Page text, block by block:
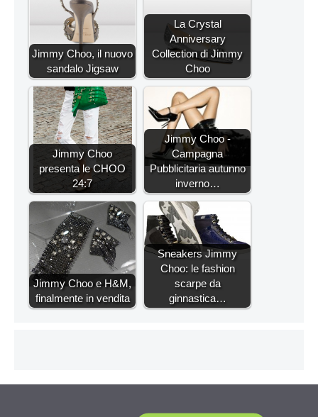
Jimmy Choo, il nuovo
sandalo Jigsaw
La Crystal
Anniversary
Collection di Jimmy
Choo
Jimmy Choo
presenta le CHOO
24:7
Jimmy Choo -
Campagna
Pubblicitaria autunno
inverno…
Jimmy Choo e H&M,
finalmente in vendita
Sneakers Jimmy
Choo: le fashion
scarpe da
ginnastica…